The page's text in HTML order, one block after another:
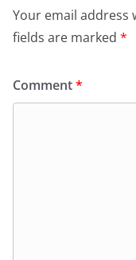
Your email address
fields are marked *
Comment*